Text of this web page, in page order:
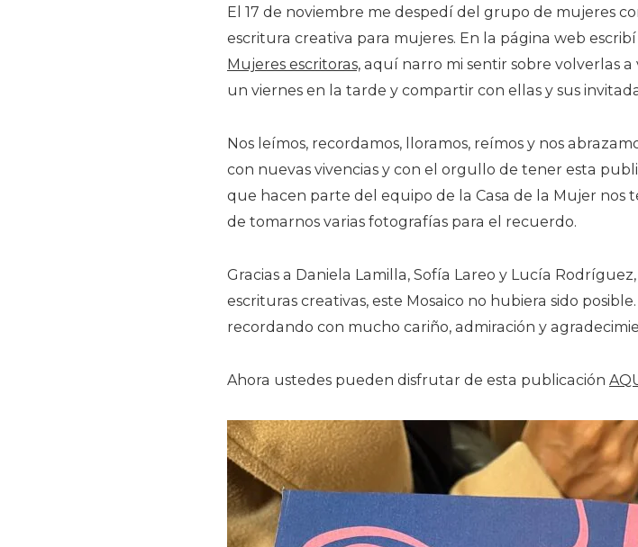
El 17 de noviembre me despedí del grupo de mujeres
escritura creativa para mujeres. En la página web
Mujeres escritoras, aquí narro mi sentir sobre volverlas
un viernes en la tarde y compartir con ellas y sus
Nos leímos, recordamos, lloramos, reímos y nos
con nuevas vivencias y con el orgullo de tener esta
que hacen parte del equipo de la Casa de la Mujer
de tomarnos varias fotografías para el recuerdo.
Gracias a Daniela Lamilla, Sofía Lareo y Lucía
escrituras creativas, este Mosaico no hubiera sido
recordando con mucho cariño, admiración y
Ahora ustedes pueden disfrutar de esta publicación